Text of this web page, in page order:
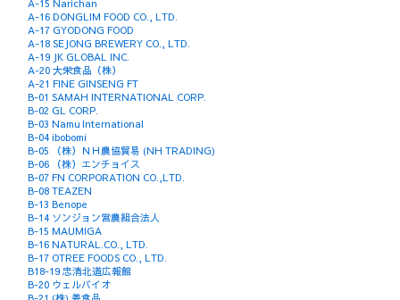
A-15 Narichan
A-16 DONGLIM FOOD CO., LTD.
A-17 GYODONG FOOD
A-18 SEJONG BREWERY CO., LTD.
A-19 JK GLOBAL INC.
A-20 大栄食品（株）
A-21 FINE GINSENG FT
B-01 SAMAH INTERNATIONAL CORP.
B-02 GL CORP.
B-03 Namu International
B-04 ibobomi
B-05 （株）ＮＨ農協貿易 (NH TRADING)
B-06 （株）エンチョイス
B-07 FN CORPORATION CO.,LTD.
B-08 TEAZEN
B-13 Benope
B-14 ソンジョン営農組合法人
B-15 MAUMIGA
B-16 NATURAL.CO., LTD.
B-17 OTREE FOODS CO., LTD.
B18-19 忠清北道広報館
B-20 ウェルバイオ